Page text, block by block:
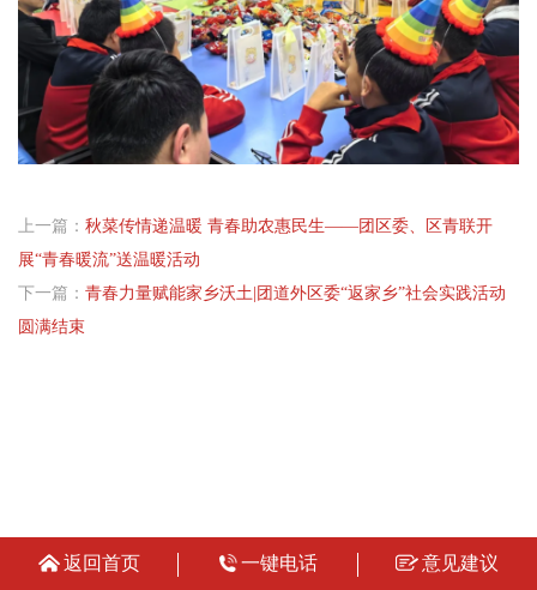
上一篇： 秋菜传情递温暖 青春助农惠民生——团区委、区青联开
展“青春暖流”送温暖活动
下一篇： 青春力量赋能家乡沃土|团道外区委“返家乡”社会实践活动
圆满结束
返回首页 一键电话 意见建议